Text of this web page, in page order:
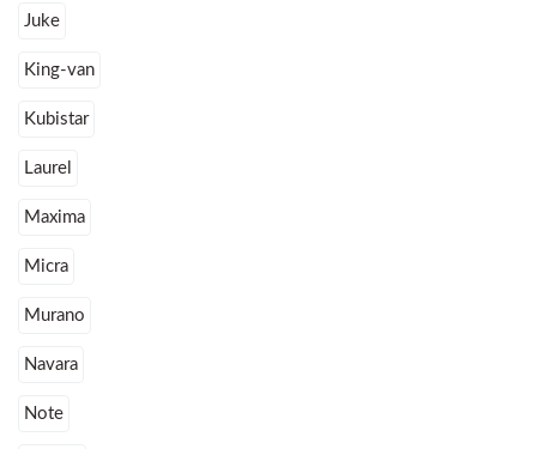
Juke
King-van
Kubistar
Laurel
Maxima
Micra
Murano
Navara
Note